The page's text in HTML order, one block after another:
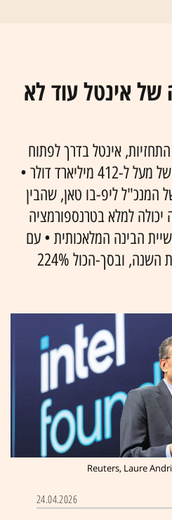
אינטל עוד לא
אינטל בדרך לפתוח
את יום המסחר היום בשווי של מעל ל-412 מיליארד דולר •
המנכ"ל ליפ-בו טאן, שהבין
למלא בטרנספורמציה
הבינה המלאכותית • עם
צמיחה של 81% מאז תחילת השנה, ובסך-הכול 224%
24.04.2026